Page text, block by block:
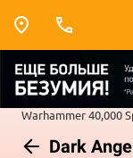
Warhammer 40,000
Dark